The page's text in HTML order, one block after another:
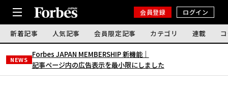
会員登録 ログイン
新着記事 人気記事 会員限定記事 カテゴリ 連載
NEWS
Forbes JAPAN MEMBERSHIP 新機能｜
記事ページ内の広告表示を最小限にしました